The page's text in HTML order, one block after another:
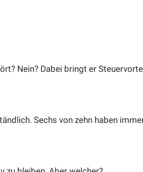
Nein? Dabei bringt er
Sechs von zehn haben